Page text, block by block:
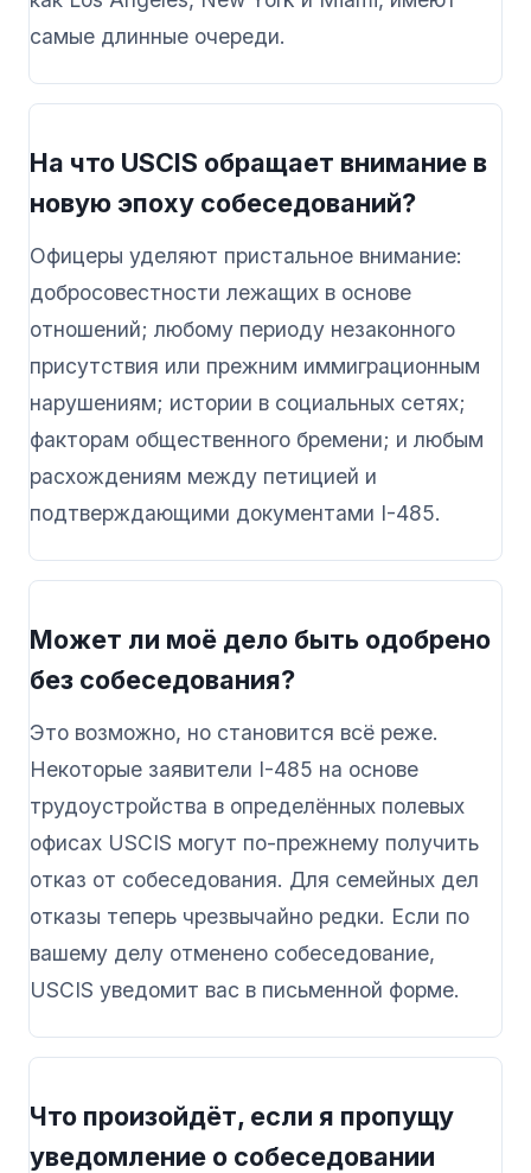
самые длинные очереди.
На что USCIS обращает внимание в
новую эпоху собеседований?
Офицеры уделяют пристальное внимание:
добросовестности лежащих в основе
отношений; любому периоду незаконного
присутствия или прежним иммиграционным
нарушениям; истории в социальных сетях;
факторам общественного бремени; и любым
расхождениям между петицией и
подтверждающими документами I-485.
Может ли моё дело быть одобрено
без собеседования?
Это возможно, но становится всё реже.
Некоторые заявители I-485 на основе
трудоустройства в определённых полевых
офисах USCIS могут по-прежнему получить
отказ от собеседования. Для семейных дел
отказы теперь чрезвычайно редки. Если по
вашему делу отменено собеседование,
USCIS уведомит вас в письменной форме.
Что произойдёт, если я пропущу
уведомление о собеседовании